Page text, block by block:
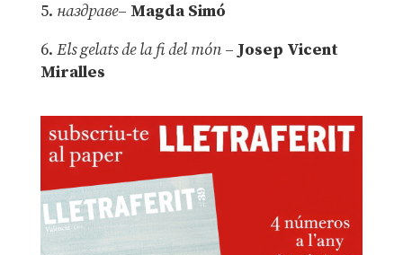
5. наздраве– Magda Simó
6. Els gelats de la fi del món – Josep Vicent
Miralles